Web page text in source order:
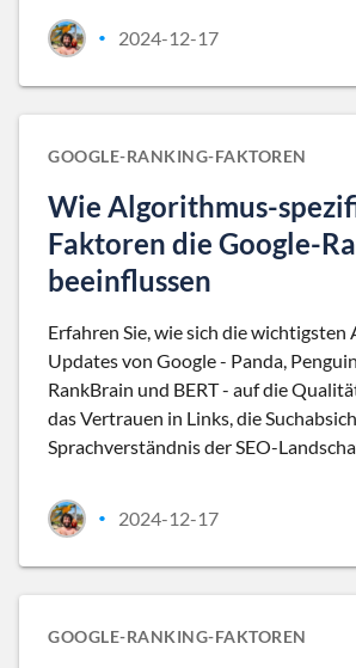
• 2024-12-17
GOOGLE-RANKING-FAKTOREN
Wie Algorithmus-
Faktoren die Google-
beeinflussen
Erfahren Sie, wie sich die
Updates von Google - Panda,
RankBrain und BERT - auf die
das Vertrauen in Links, die
Sprachverständnis der SEO-
• 2024-12-17
GOOGLE-RANKING-FAKTOREN